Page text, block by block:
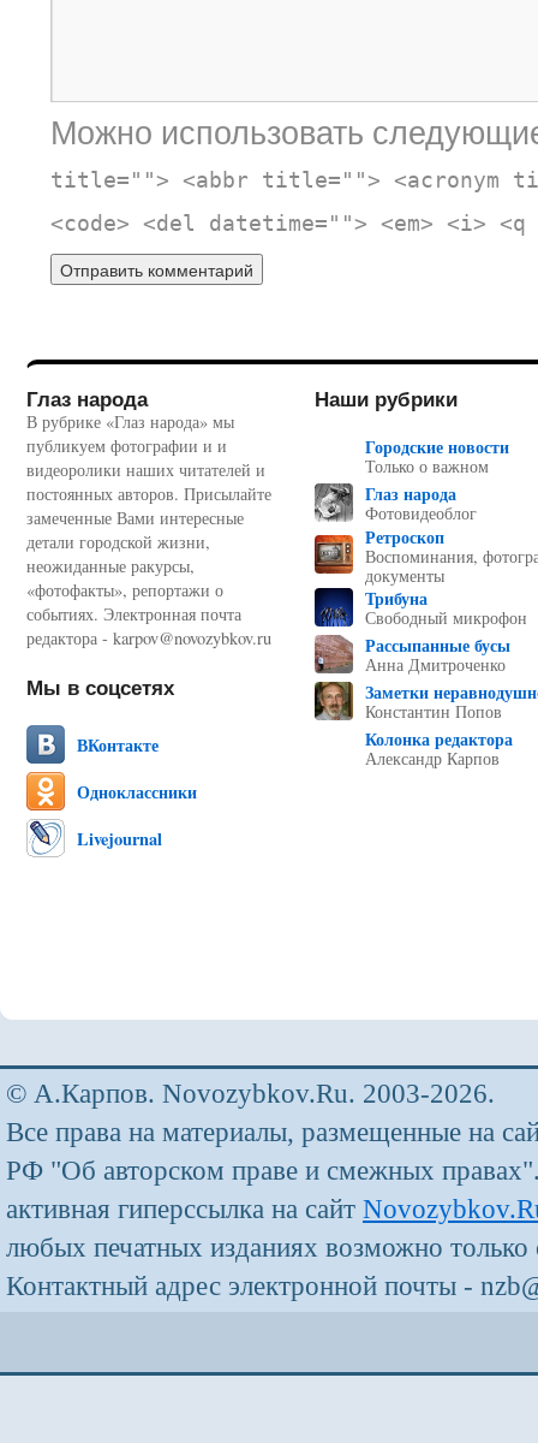
Можно использовать
title=""> <abbr title=""> <acronym
<code> <del datetime=""> <em> <i>
Глаз народа
В рубрике «Глаз народа» мы
публикуем фотографии и и
видеоролики наших читателей и
постоянных авторов. Присылайте
замеченные Вами интересные
детали городской жизни,
неожиданные ракурсы,
«фотофакты», репортажи о
событиях. Электронная почта
редактора - karpov@novozybkov.ru
Мы в соцсетях
ВКонтакте
Одноклассники
Livejournal
Наши рубрики
Городские новости
Только о важном
Глаз народа
Фотовидеоблог
Ретроскоп
Воспоминания,
документы
Трибуна
Свободный микрофон
Рассыпанные бусы
Анна Дмитроченко
Заметки
Константин Попов
Колонка редактора
Александр Карпов
© А.Карпов. Novozybkov.Ru. 2003-2026.
Все права на материалы, размещенные на
РФ "Об авторском праве и смежных
активная гиперссылка на сайт
любых печатных изданиях возможно только
Контактный адрес электронной почты -